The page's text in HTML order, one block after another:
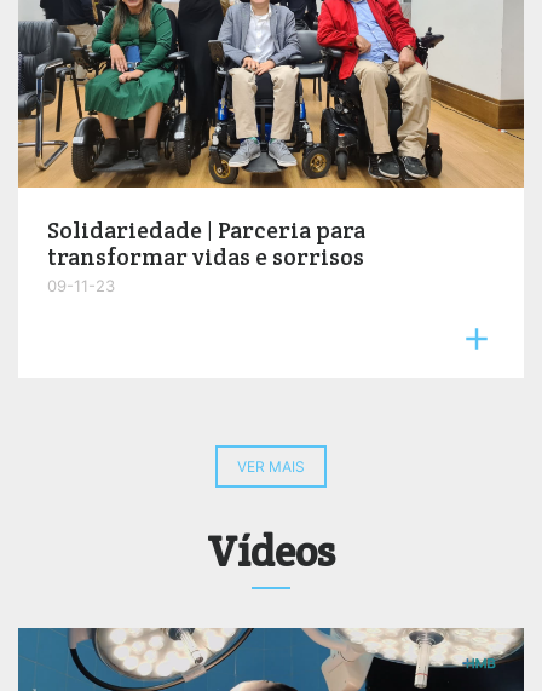
Solidariedade | Parceria para
transformar vidas e sorrisos
09-11-23

VER MAIS
Vídeos